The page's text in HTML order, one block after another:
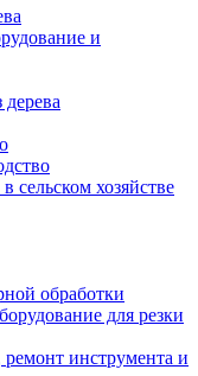
и
сельском хозяйстве
обработки
для резки
ремонт инструмента и